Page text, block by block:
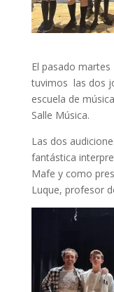
El pasado
tuvimos las dos
escuela de
Salle Música.
Las dos
fantástica
Mafe y como
Luque, profesor